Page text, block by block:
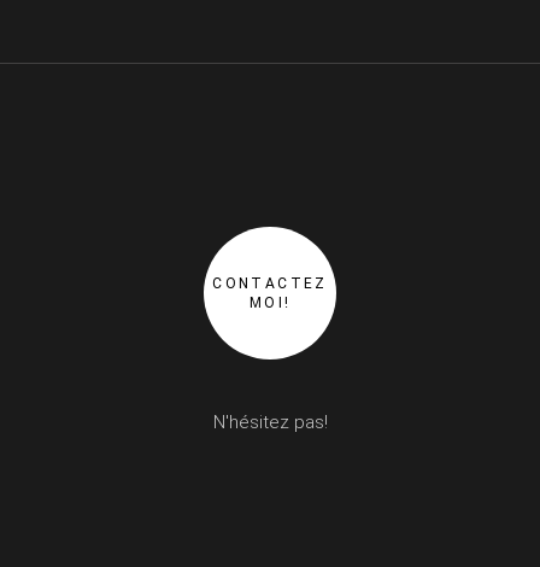
CONTACTEZ
MOI!
N'hésitez pas!